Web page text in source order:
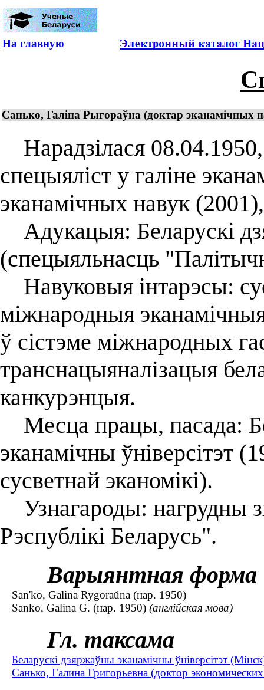
На главную
Санько, Галіна Рыгораўна (доктар эканамічных
Нарадзілася
спецыяліст у галіне
эканамічных навук
Адукацыя: Беларускі
(спецыяльнасць
Навуковыя інтарэсы:
міжнародныя
ў сістэме міжнародных
транснацыяналізацыя
канкурэнцыя.
Месца працы, пасада:
эканамічны ўніверсітэт
сусветнай эканомікі).
Узнагароды: нагрудны
Рэспублікі Беларусь".
Варыянтная форма
San'ko, Galina Rygoraŭna (нар. 1950)
Sanko, Galina G. (нар. 1950) (англійская мова)
Гл. таксама
Беларускі дзяржаўны эканамічны ўніверсітэт
Санько, Галина Григорьевна (доктор